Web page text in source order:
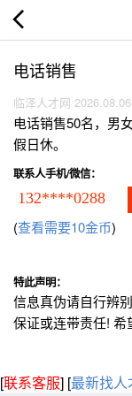
电话销售
临泽人才网 2026.08.06
电话销售50名，男
假日休。
联系人手机/微信：
132****0288
(查看需要10金币)
特此声明：
信息真伪请自行辨
保证或连带责任! 希
[联系客服] [最新找人